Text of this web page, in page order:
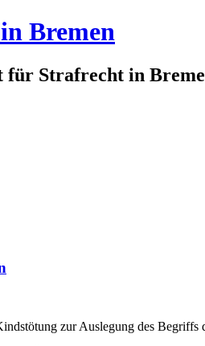
Bremen
für Strafrecht in
zur Auslegung des